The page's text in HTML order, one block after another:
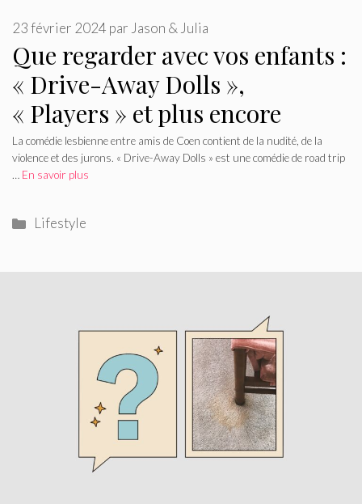
Que regarder avec vos enfants :
« Drive-Away Dolls »,
« Players » et plus encore
23 février 2024 par Jason & Julia
La comédie lesbienne entre amis de Coen contient de la nudité, de la
violence et des jurons. « Drive-Away Dolls » est une comédie de road trip
… En savoir plus
Catégories
Lifestyle